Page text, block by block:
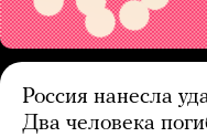
Россия нанесла
Два человека